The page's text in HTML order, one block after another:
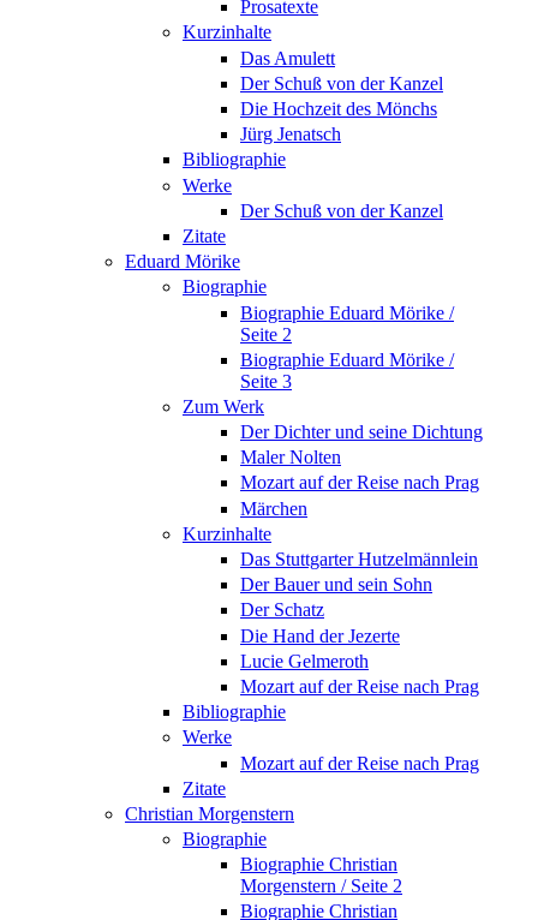
Prosatexte
Kurzinhalte
Das Amulett
Der Schuß von der Kanzel
Die Hochzeit des Mönchs
Jürg Jenatsch
Bibliographie
Werke
Der Schuß von der Kanzel
Zitate
Eduard Mörike
Biographie
Biographie Eduard Mörike /
Seite 2
Biographie Eduard Mörike /
Seite 3
Zum Werk
Der Dichter und seine Dichtung
Maler Nolten
Mozart auf der Reise nach Prag
Märchen
Kurzinhalte
Das Stuttgarter Hutzelmännlein
Der Bauer und sein Sohn
Der Schatz
Die Hand der Jezerte
Lucie Gelmeroth
Mozart auf der Reise nach Prag
Bibliographie
Werke
Mozart auf der Reise nach Prag
Zitate
Christian Morgenstern
Biographie
Biographie Christian
Morgenstern / Seite 2
Biographie Christian